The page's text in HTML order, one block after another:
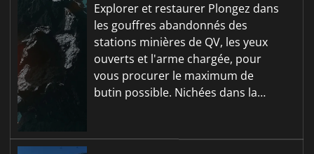
Explorer et restaurer Plongez dans
les gouffres abandonnés des
stations minières de QV, les yeux
ouverts et l'arme chargée, pour
vous procurer le maximum de
butin possible. Nichées dans la…